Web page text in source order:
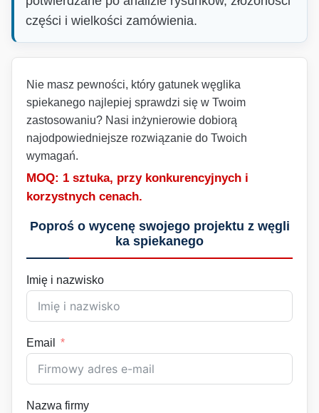
części i wielkości zamówienia.
Nie masz pewności, który gatunek węglika
spiekanego najlepiej sprawdzi się w Twoim
zastosowaniu? Nasi inżynierowie dobiorą
najodpowiedniejsze rozwiązanie do Twoich
wymagań.
MOQ: 1 sztuka, przy konkurencyjnych i
korzystnych cenach.
Poproś o wycenę swojego projektu z węgli
ka spiekanego
Imię i nazwisko
Email
Nazwa firmy